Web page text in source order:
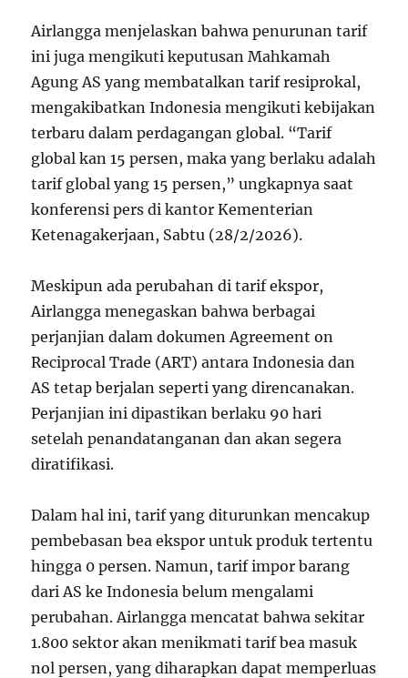
Airlangga menjelaskan bahwa penurunan tarif
ini juga mengikuti keputusan Mahkamah
Agung AS yang membatalkan tarif resiprokal,
mengakibatkan Indonesia mengikuti kebijakan
terbaru dalam perdagangan global. “Tarif
global kan 15 persen, maka yang berlaku adalah
tarif global yang 15 persen,” ungkapnya saat
konferensi pers di kantor Kementerian
Ketenagakerjaan, Sabtu (28/2/2026).
Meskipun ada perubahan di tarif ekspor,
Airlangga menegaskan bahwa berbagai
perjanjian dalam dokumen Agreement on
Reciprocal Trade (ART) antara Indonesia dan
AS tetap berjalan seperti yang direncanakan.
Perjanjian ini dipastikan berlaku 90 hari
setelah penandatanganan dan akan segera
diratifikasi.
Dalam hal ini, tarif yang diturunkan mencakup
pembebasan bea ekspor untuk produk tertentu
hingga 0 persen. Namun, tarif impor barang
dari AS ke Indonesia belum mengalami
perubahan. Airlangga mencatat bahwa sekitar
1.800 sektor akan menikmati tarif bea masuk
nol persen, yang diharapkan dapat memperluas